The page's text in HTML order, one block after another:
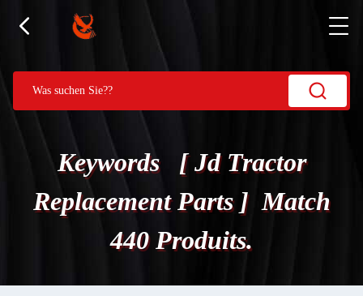
Keywords [ Jd Tractor
Replacement Parts ] Match
440 Produits.